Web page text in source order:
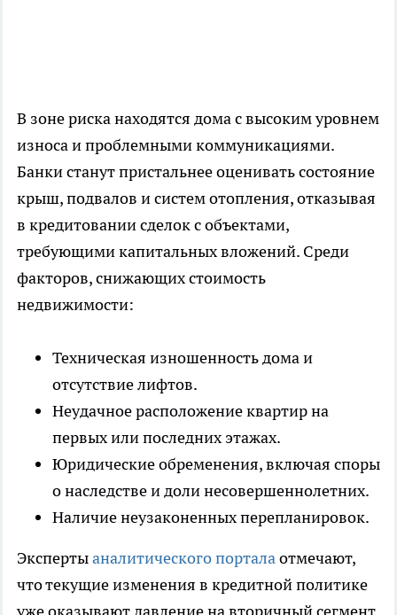
В зоне риска находятся дома с высоким уровнем
износа и проблемными коммуникациями.
Банки станут пристальнее оценивать состояние
крыш, подвалов и систем отопления, отказывая
в кредитовании сделок с объектами,
требующими капитальных вложений. Среди
факторов, снижающих стоимость
недвижимости:
Техническая изношенность дома и
отсутствие лифтов.
Неудачное расположение квартир на
первых или последних этажах.
Юридические обременения, включая споры
о наследстве и доли несовершеннолетних.
Наличие неузаконенных перепланировок.
Экспертыаналитического порталаотмечают,
что текущие изменения в кредитной политике